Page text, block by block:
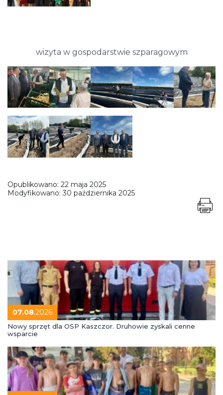
wizyta w gospodarstwie szparagowym
Opublikowano: 22 maja 2025
Modyfikowano:30 października 2025
07.08.2026
Nowy sprzęt dla OSP Kaszczor. Druhowie zyskali cenne
wsparcie